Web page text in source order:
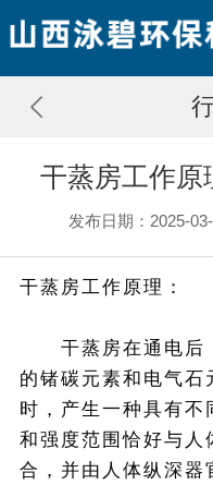
干蒸房工作原
发布日期：2025-
干蒸房工作原理：
干蒸房在通电后
的锗碳元素和电气石
时，产生一种具有不
和强度范围恰好与人
合，并由人体纵深器